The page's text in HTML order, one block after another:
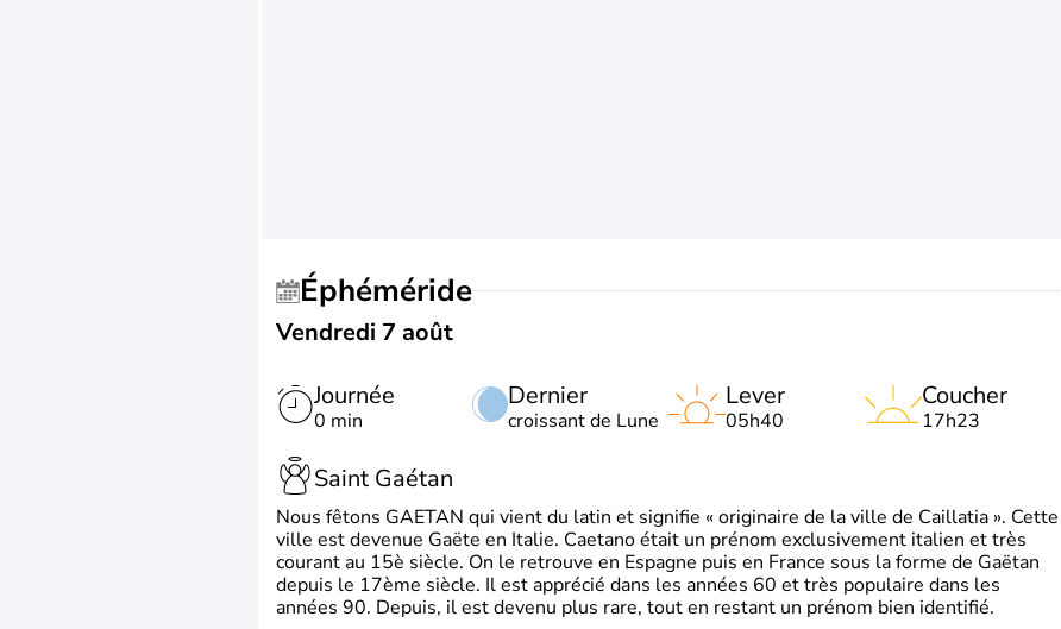
Éphéméride
Vendredi 7 août
Journée
0 min
Dernier
croissant de Lune
Lever
05h40
Coucher
17h23
Saint Gaétan
Nous fêtons GAETAN qui vient du latin et signifie « originaire de la ville de Caillatia ». Cette
ville est devenue Gaëte en Italie. Caetano était un prénom exclusivement italien et très
courant au 15è siècle. On le retrouve en Espagne puis en France sous la forme de Gaëtan
depuis le 17ème siècle. Il est apprécié dans les années 60 et très populaire dans les
années 90. Depuis, il est devenu plus rare, tout en restant un prénom bien identifié.